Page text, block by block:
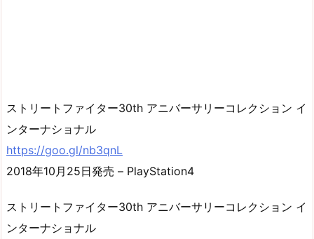
ストリートファイター30th アニバーサリーコレクション イ
ンターナショナル
https://goo.gl/nb3qnL
2018年10月25日発売 – PlayStation4
ストリートファイター30th アニバーサリーコレクション イ
ンターナショナル